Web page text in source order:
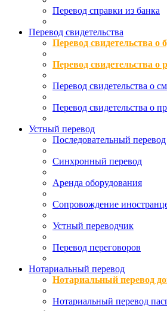
Перевод справки из банка
Перевод свидетельства
Перевод свидетельства о
Перевод свидетельства о
Перевод свидетельства о
Перевод свидетельства о
Устный перевод
Последовательный перевод
Синхронный перевод
Аренда оборудования
Сопровождение
Устный переводчик
Перевод переговоров
Нотариальный перевод
Нотариальный перевод
Нотариальный перевод